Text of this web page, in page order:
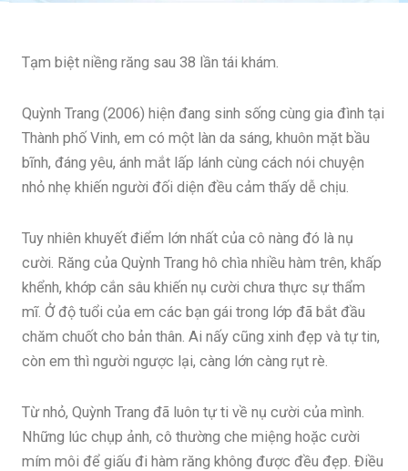
Tạm biệt niềng răng sau 38 lần tái khám.
Quỳnh Trang (2006) hiện đang sinh sống cùng gia đình tại
Thành phố Vinh, em có một làn da sáng, khuôn mặt bầu
bĩnh, đáng yêu, ánh mắt lấp lánh cùng cách nói chuyện
nhỏ nhẹ khiến người đối diện đều cảm thấy dễ chịu.
Tuy nhiên khuyết điểm lớn nhất của cô nàng đó là nụ
cười. Răng của Quỳnh Trang hô chìa nhiều hàm trên, khấp
khểnh, khớp cắn sâu khiến nụ cười chưa thực sự thẩm
mĩ. Ở độ tuổi của em các bạn gái trong lớp đã bắt đầu
chăm chuốt cho bản thân. Ai nấy cũng xinh đẹp và tự tin,
còn em thì người ngược lại, càng lớn càng rụt rè.
Từ nhỏ, Quỳnh Trang đã luôn tự ti về nụ cười của mình.
Những lúc chụp ảnh, cô thường che miệng hoặc cười
mím môi để giấu đi hàm răng không được đều đẹp. Điều